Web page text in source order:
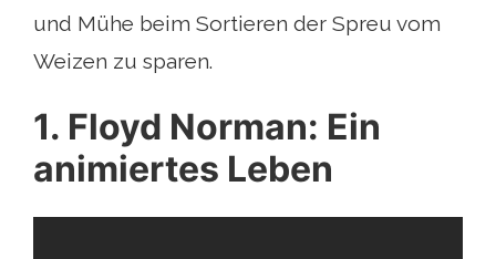
und Mühe beim Sortieren der Spreu vom
Weizen zu sparen.
1. Floyd Norman: Ein
animiertes Leben